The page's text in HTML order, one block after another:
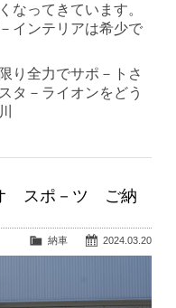
なってきています。
インテリアは希少で
り全力でサポ－トさ
タ－ライオンをどう
スポ－ツ ご納
2024.03.20
納車